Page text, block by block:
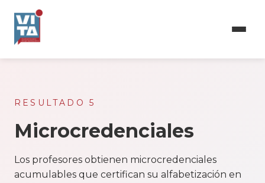
contenido
RESULTADO 5
Microcredenciales
Los profesores obtienen microcredenciales
acumulables que certifican su alfabetización en